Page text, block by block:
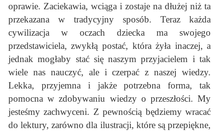
oprawie. Zaciekawia, wciąga i zostaje na dłużej niż ta
przekazana w tradycyjny sposób. Teraz każda
cywilizacja w oczach dziecka ma swojego
przedstawiciela, zwykłą postać, która żyła inaczej, a
jednak mogłaby stać się naszym przyjacielem i tak
wiele nas nauczyć, ale i czerpać z naszej wiedzy.
Lekka, przyjemna i jakże potrzebna forma, tak
pomocna w zdobywaniu wiedzy o przeszłości. My
jesteśmy zachwyceni. Z pewnością będziemy wracać
do lektury, zarówno dla ilustracji, które są przepiękne,